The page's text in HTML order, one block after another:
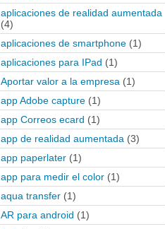
aplicaciones de realidad aumentada
(4)
aplicaciones de smartphone (1)
aplicaciones para IPad (1)
Aportar valor a la empresa (1)
app Adobe capture (1)
app Correos ecard (1)
app de realidad aumentada (3)
app paperlater (1)
app para medir el color (1)
aqua transfer (1)
AR para android (1)